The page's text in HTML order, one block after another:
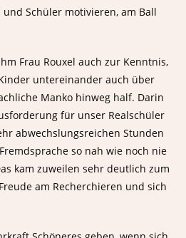
Schüler motivieren, am Ball
Frau Rouxel auch zur Kenntnis,
untereinander auch über
Manko hinweg half. Darin
für unser Realschüler
abwechslungsreichen Stunden
so nah wie noch nie
kam zuweilen sehr deutlich zum
am Recherchieren und sich